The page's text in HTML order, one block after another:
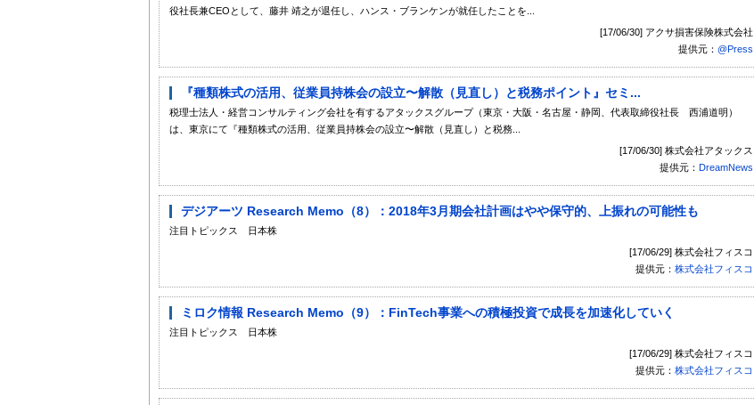
役社長兼CEOとして、藤井 靖之が退任し、ハンス・ブランケンが就任したことを...
[17/06/30] アクサ損害保険株式会社
提供元： @Press
『種類株式の活用、従業員持株会の設立〜解散（見直し）と税務ポイント』セミ...
税理士法人・経営コンサルティング会社を有するアタックスグループ（東京・大阪・名古屋・静岡、代表取締役社長 西浦道明）
は、東京にて『種類株式の活用、従業員持株会の設立〜解散（見直し）と税務...
[17/06/30] 株式会社アタックス
提供元： DreamNews
デジアーツ Research Memo（8）：2018年3月期会社計画はやや保守的、上振れの可能性も
注目トピックス 日本株
[17/06/29] 株式会社フィスコ
提供元： 株式会社フィスコ
ミロク情報 Research Memo（9）：FinTech事業への積極投資で成長を加速化していく
注目トピックス 日本株
[17/06/29] 株式会社フィスコ
提供元： 株式会社フィスコ